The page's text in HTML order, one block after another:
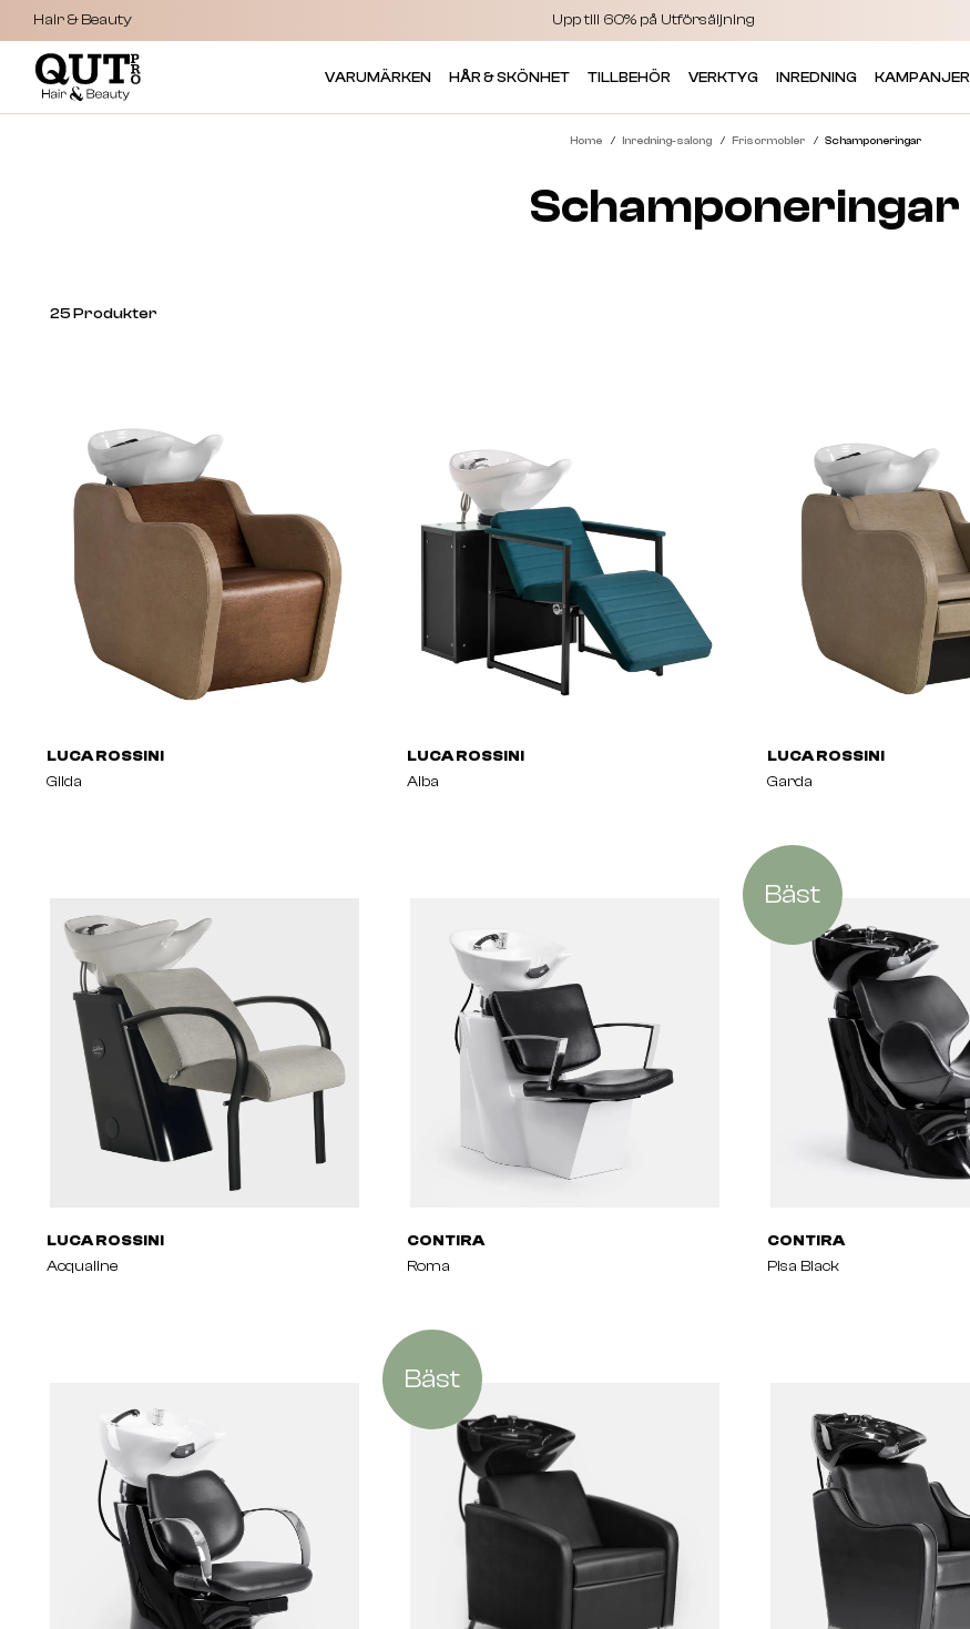
Hair & Beauty Upp till 60% på Utförsäljning
VARUMÄRKEN HÅR & SKÖNHET TILLBEHÖR VERKTYG INREDNING KAMPANJER
Home Inredning-salong Frisormobler Schamponeringar
Schamponeringar
25Produkter
LUCA ROSSINI
Gilda
LUCA ROSSINI
Alba
LUCA ROSSINI
Garda
LUCA ROSSINI
Acqualine
CONTIRA
Roma
Bäst
CONTIRA
Pisa Black
Bäst